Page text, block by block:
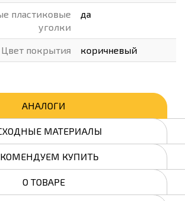
пластиковые
уголки
да
Цвет покрытия коричневый
АНАЛОГИ
МАТЕРИАЛЫ
КУПИТЬ
О ТОВАРЕ